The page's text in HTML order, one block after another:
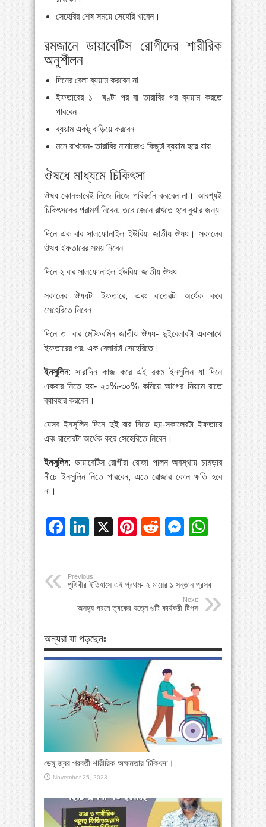
সেহেরির শেষ সময়ে সেহেরি খাবেন।
রমজানে ডায়াবেটিস রোগীদের শারীরিক
অনুশীলন
দিনের বেলা ব্যয়াম করবেন না
ইফতারের ১ ঘণ্টা পর বা তারাবির পর ব্যয়াম করতে
পারবেন
ব্যয়াম একটু বাড়িয়ে করবেন
মনে রাখবেন- তারাবির নামাজেও কিছুটা ব্যয়াম হয়ে যায়
ঔষধে মাধ্যমে চিকিৎসা
ঔষধ কোনভাবেই নিজে নিজে পরিবর্তন করবেন না। আবশ্যই
চিকিৎসকের পরামর্শ নিবেন, তবে জেনে রাখতে হবে বুঝার জন্য
দিনে এক বার সালফোনাইল ইউরিয়া জাতীয় ঔষধ। সকালের
ঔষধ ইফতারের সময় নিবেন
দিনে ২ বার সালফোনাইল ইউরিয়া জাতীয় ঔষধ
সকালের ঔষধটা ইফতারে, এবং রাতেরটা অর্ধেক করে
সেহেরিতে নিবেন
দিনে ৩ বার মেটফরমিন জাতীয় ঔষধ- দুইবেলারটা একসাথে
ইফতারের পর, এক বেলারটা সেহেরিতে।
ইনসুলিন: সারাদিন কাজ করে এই রকম ইনসুলিন যা দিনে
একবার নিতে হয়- ২০%-৩০% কমিয়ে আগের নিয়মে রাতে
ব্যাবহার করবেন।
যেসব ইনসুলিন দিনে দুই বার নিতে হয়-সকালেরটা ইফতারে
এবং রাতেরটা অর্ধেক করে সেহেরিতে নিবেন।
ইনসুলিন: ডায়াবেটিস রোগীরা রোজা পালন অবস্থায় চামড়ার
নীচে ইনসুলিন নিতে পারবেন, এতে রোজার কোন ক্ষতি হবে
না।
Facebook
LinkedIn
X Pinterest
Reddit
Previous:
পৃথিবীর ইতিহাসে এই প্রথম- ২ মায়ের ১ সন্তান প্রসব
Next:
অসহ্য গরমে ত্বকের যত্নে ৬টি কার্যকরী টিপস
অন্যরা যা পড়ছেনঃ
ডেঙ্গু জ্বর পরবর্তী শারীরিক অক্ষমতার চিকিৎসা।
November 25, 2023